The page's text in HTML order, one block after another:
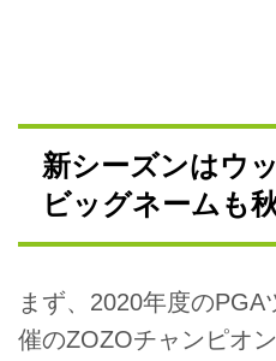
新シーズンはウ
ビッグネームも
まず、2020年度の
催のZOZOチャンピオ